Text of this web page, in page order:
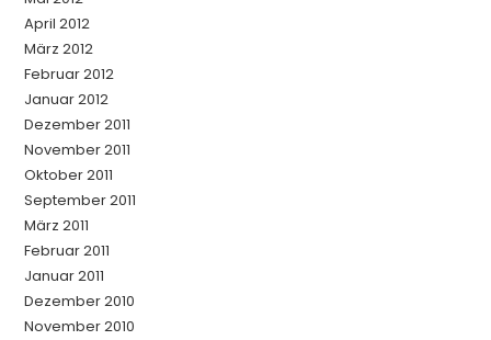
April 2012
März 2012
Februar 2012
Januar 2012
Dezember 2011
November 2011
Oktober 2011
September 2011
März 2011
Februar 2011
Januar 2011
Dezember 2010
November 2010